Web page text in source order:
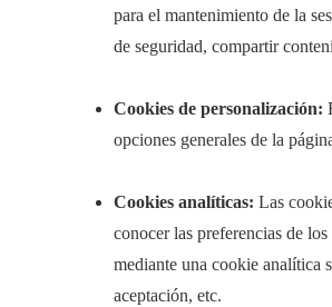
para el mantenimiento de la
de seguridad, compartir
Cookies de personalización:
opciones generales de la
Cookies analíticas: Las
conocer las preferencias de
mediante una cookie analítica
aceptación, etc.